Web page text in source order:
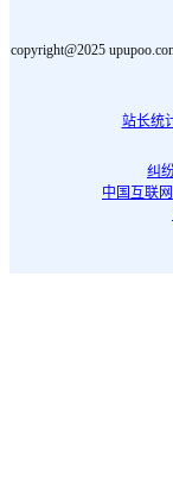
copyright@2025
站长统
纠
中国互联